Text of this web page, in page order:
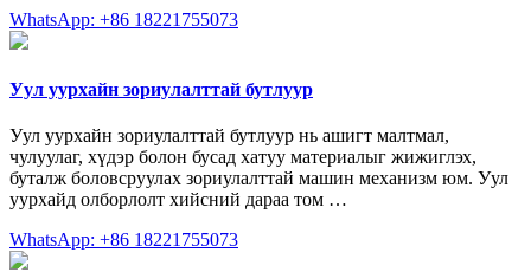
WhatsApp: +86 18221755073
Уул уурхайн зориулалттай бутлуур
Уул уурхайн зориулалттай бутлуур нь ашигт малтмал,
чулуулаг, хүдэр болон бусад хатуу материалыг жижиглэх,
буталж боловсруулах зориулалттай машин механизм юм. Уул
уурхайд олборлолт хийсний дараа том …
WhatsApp: +86 18221755073